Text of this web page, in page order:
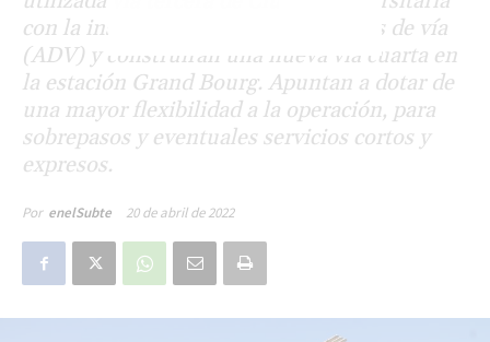
con la instalación de nuevos aparatos de vía
(ADV) y construirán una nueva vía cuarta en
la estación Grand Bourg. Apuntan a dotar de
una mayor flexibilidad a la operación, para
sobrepasos y eventuales servicios cortos y
expresos.
Por enelSubte 20 de abril de 2022